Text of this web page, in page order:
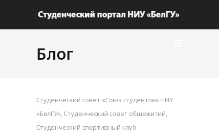
Блог
Студенческий совет «Союз студентов» НИУ
«БелГУ», Студенческий совет общежитий,
Студенческий спортивный клуб